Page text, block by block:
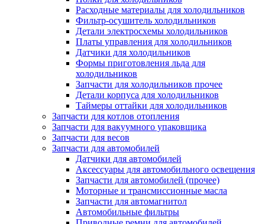
Расходные материалы для холодильников
Фильтр-осушитель холодильников
Детали электросхемы холодильников
Платы управления для холодильников
Датчики для холодильников
Формы приготовления льда для
холодильников
Запчасти для холодильников прочее
Детали корпуса для холодильников
Таймеры оттайки для холодильников
Запчасти для котлов отопления
Запчасти для вакуумного упаковщика
Запчасти для весов
Запчасти для автомобилей
Датчики для автомобилей
Аксессуары для автомобильного освещения
Запчасти для автомобилей (прочее)
Моторные и трансмиссионные масла
Запчасти для автомагнитол
Автомобильные фильтры